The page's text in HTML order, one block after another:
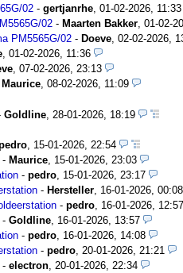
02 - gertjanrhe 01-02-2026, 11:33
02 - Maarten Bakker 01-02-
PM5565G/02 - Doeve 02-02-2026,
01-02-2026, 11:36
07-02-2026, 23:13
Maurice 08-02-2026, 11:09
Goldline 28-01-2026, 18:19
, 15-01-2026, 22:54
- Maurice, 15-01-2026, 23:03
- pedro, 15-01-2026, 23:17
- Hersteller, 16-01-2026, 00:08
- pedro, 16-01-2026, 12:57
- Goldline, 16-01-2026, 13:57
- pedro, 16-01-2026, 14:08
- pedro, 20-01-2026, 21:21
- electron, 20-01-2026, 22:34